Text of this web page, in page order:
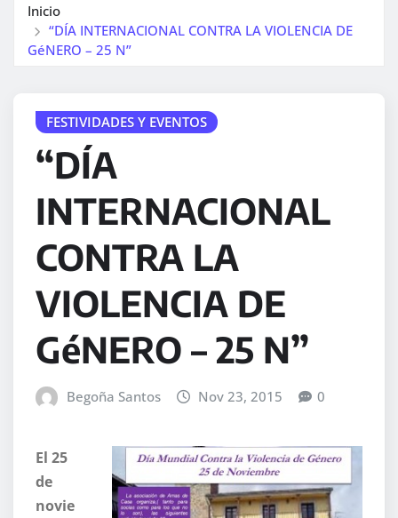
Inicio
“DÍA INTERNACIONAL CONTRA LA VIOLENCIA DE
GéNERO – 25 N”
FESTIVIDADES Y EVENTOS
“DÍA
INTERNACIONAL
CONTRA LA
VIOLENCIA DE
GéNERO – 25 N”
Begoña Santos Nov 23, 2015 0
El 25
de
novie